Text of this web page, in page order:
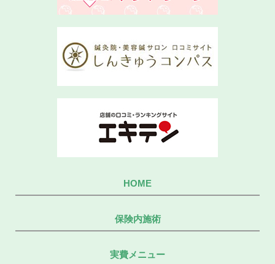
HOME
保険内施術
実費メニュー